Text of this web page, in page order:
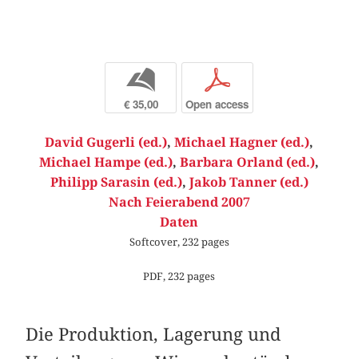
b
€ 35,00
p
Open access
David Gugerli (ed.), Michael Hagner (ed.),
Michael Hampe (ed.), Barbara Orland (ed.),
Philipp Sarasin (ed.), Jakob Tanner (ed.)
Nach Feierabend 2007
Daten
Softcover, 232 pages
PDF, 232 pages
Die Produktion, Lagerung und